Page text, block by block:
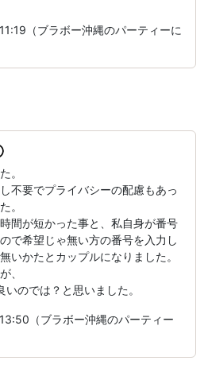
（ブラボー沖縄のパーティーに
。
不要でプライバシーの配慮もあっ
。
間が短かった事と、私自身が番号
で希望じゃ無い方の番号を入力し
いかたとカップルになりました。
、
のでは？と思いました。
（ブラボー沖縄のパーティー